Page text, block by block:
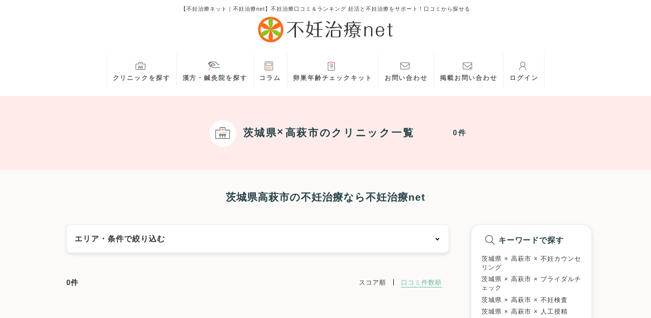
【不妊治療ネット｜不妊治療net】不妊治療口コミ＆ランキング 妊活と不妊治療をサポート！口コミから探せる
クリニックを探す 漢方・鍼灸院を探す コラム 卵巣年齢チェックキット お問い合わせ 掲載お問い合わせ ログイン
茨城県 高萩市のクリニック一覧 0件
茨城県高萩市の不妊治療なら不妊治療net
エリア・条件で絞り込む
0件 スコア順 口コミ件数順
キーワードで探す
茨城県 × 高萩市 × 不妊カウンセ
リング
茨城県 × 高萩市 × ブライダルチ
ェック
茨城県 × 高萩市 × 不妊検査
茨城県 × 高萩市 × 人工授精